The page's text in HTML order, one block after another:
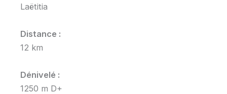
Laëtitia
Distance :
12 km
Dénivelé :
1250 m D+